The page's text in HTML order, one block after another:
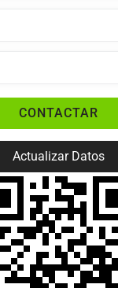
CONTACTAR
Actualizar Datos